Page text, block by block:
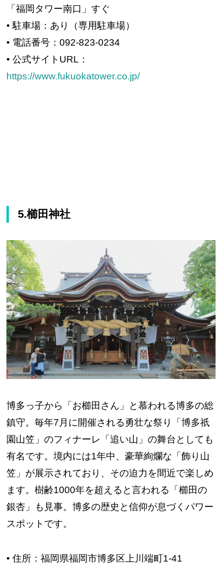
「福岡タワー南口」すぐ
• 駐車場：あり（専用駐車場）
• 電話番号：092-823-0234
• 公式サイトURL：
https://www.fukuokatower.co.jp/
5.櫛田神社
博多っ子から「お櫛田さん」と慕われる博多の総
鎮守。毎年7月に開催される勇壮な祭り「博多祇
園山笠」のフィナーレ「追い山」の舞台としても
有名です。境内には1年中、豪華絢爛な「飾り山
笠」が展示されており、その迫力を間近で楽しめ
ます。樹齢1000年を超えると言われる「櫛田の
銀杏」も見事。博多の歴史と信仰が息づくパワー
スポットです。
• 住所：福岡県福岡市博多区上川端町1-41